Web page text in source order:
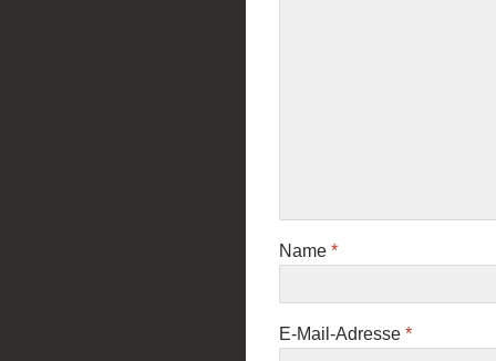
Name *
E-Mail-Adresse *